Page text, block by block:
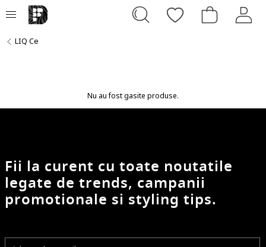
LIQ Ce
Nu au fost gasite produse.
Fii la curent cu toate noutatile
legate de trends, campanii
promotionale si styling tips.